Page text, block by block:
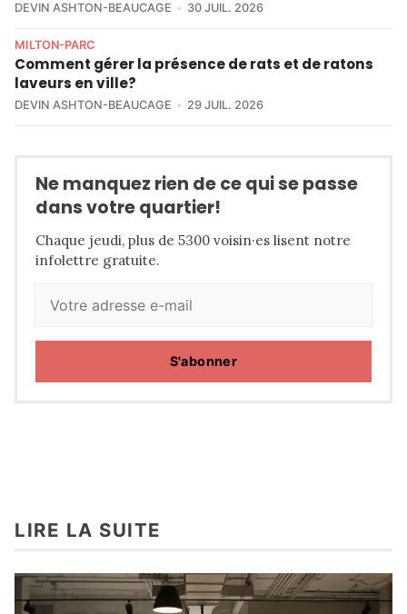
DEVIN ASHTON-BEAUCAGE 30 JUIL. 2026
MILTON-PARC
Comment gérer la présence de rats et de ratons
laveurs en ville?
DEVIN ASHTON-BEAUCAGE 29 JUIL. 2026
Ne manquez rien de ce qui se passe
dans votre quartier!
Chaque jeudi, plus de 5300 voisin·es lisent notre
infolettre gratuite.
S'abonner
LIRE LA SUITE